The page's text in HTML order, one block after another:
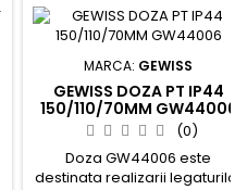
MARCA: GEWISS
GEWISS DOZA PT IP44
150/110/70MM GW44006
(0)
Doza GW44006 este
destinata realizarii legaturilor